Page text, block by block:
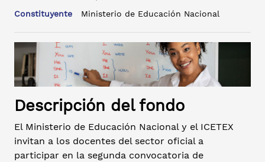
Constituyente
Ministerio de Educación Nacional
Descripción del fondo
El Ministerio de Educación Nacional y el ICETEX
invitan a los docentes del sector oficial a
participar en la segunda convocatoria de